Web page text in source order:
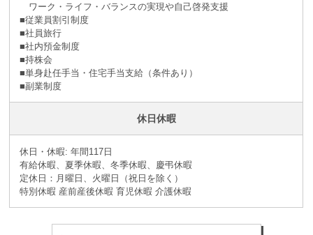
ワーク・ライフ・バランスの実現や自己啓発支援
■従業員割引制度
■社員旅⾏
■社内預⾦制度
■持株会
■単身赴任手当・住宅手当支給（条件あり）
■副業制度
休日休暇
休日・休暇: 年間117日
有給休暇、夏季休暇、冬季休暇、慶弔休暇
定休日：月曜日、火曜日（祝日を除く）
特別休暇 産前産後休暇 育児休暇 介護休暇